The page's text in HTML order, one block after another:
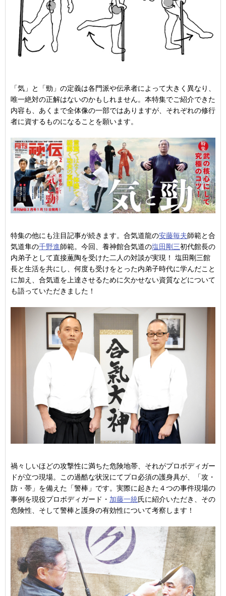
「気」と「勁」の定義は各門派や伝承者によって大きく異なり、
唯一絶対の正解はないのかもしれません。本特集でご紹介できた
内容も、あくまで全体像の一部ではありますが、それぞれの修行
者に資するものになることを願います。
特集の他にも注目記事が続きます。合気道龍の安藤毎夫師範と合
気道隼の千野進師範。今回、養神館合気道の塩田剛三初代館長の
内弟子として直接薫陶を受けた二人の対談が実現！ 塩田剛三館
長と生活を共にし、何度も受けをとった内弟子時代に学んだこと
に加え、合気道を上達させるために欠かせない資質などについて
も語っていただきました！
禍々しいほどの攻撃性に満ちた危険地帯、それがプロボディガー
ドが立つ現場。この過酷な状況にてプロ必須の護身具が、「攻・
防・帯」を備えた「警棒」です。実際に起きた４つの事件現場の
事例を現役プロボディガード・ 加藤一統氏に紹介いただき、その
危険性、そして警棒と護身の有効性について考察します！